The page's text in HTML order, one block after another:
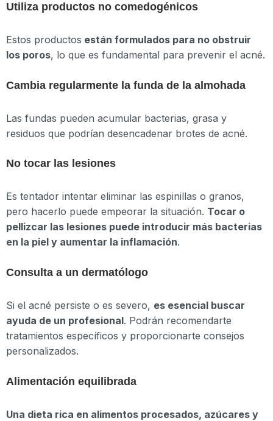
Utiliza productos no comedogénicos
Estos productos están formulados para no obstruir
los poros, lo que es fundamental para prevenir el acné.
Cambia regularmente la funda de la almohada
Las fundas pueden acumular bacterias, grasa y
residuos que podrían desencadenar brotes de acné.
No tocar las lesiones
Es tentador intentar eliminar las espinillas o granos,
pero hacerlo puede empeorar la situación. Tocar o
pellizcar las lesiones puede introducir más bacterias
en la piel y aumentar la inflamación.
Consulta a un dermatólogo
Si el acné persiste o es severo, es esencial buscar
ayuda de un profesional. Podrán recomendarte
tratamientos específicos y proporcionarte consejos
personalizados.
Alimentación equilibrada
Una dieta rica en alimentos procesados, azúcares y